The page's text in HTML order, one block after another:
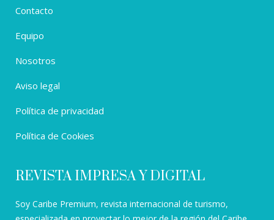
Contacto
Equipo
Nosotros
Aviso legal
Política de privacidad
Política de Cookies
REVISTA IMPRESA Y DIGITAL
Soy Caribe Premium, revista internacional de turismo,